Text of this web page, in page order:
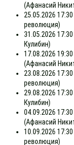
(Афанасий
25.05.2026
революция)
31.05.2026
Кулибин)
17.08.2026
(Афанасий
23.08.2026
революция)
29.08.2026
Кулибин)
04.09.2026
(Афанасий
10.09.2026
революция)